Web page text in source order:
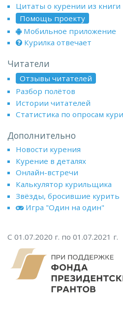
Цитаты о курении из книги
Помощь проекту
Мобильное приложение
Курилка отвечает
Читатели
Отзывы читателей
Разбор полётов
Истории читателей
Статистика по опросам
Дополнительно
Новости курения
Курение в деталях
Онлайн-встречи
Калькулятор курильщика
Звёзды, бросившие курить
Игра "Один на один"
С 01.07.2020 г. по 01.07.2021 г.